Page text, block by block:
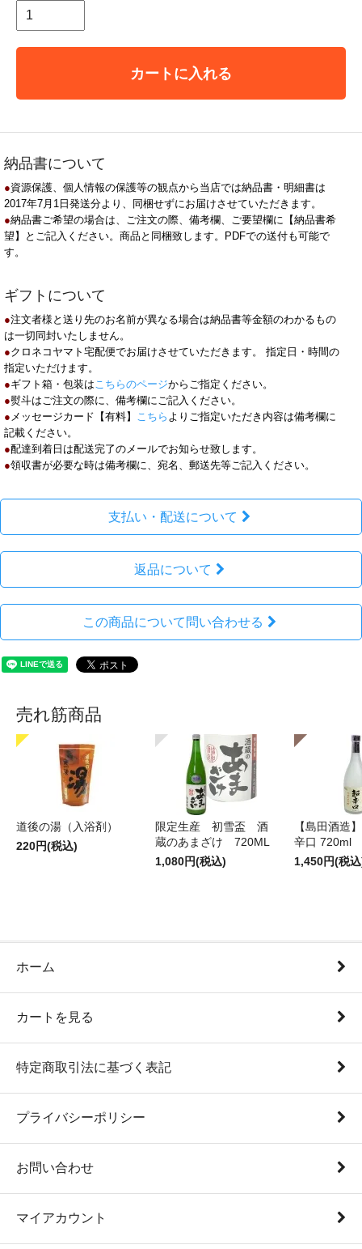
カートに入れる
納品書について
●資源保護、個人情報の保護等の観点から当店では納品書・明細書は
2017年7月1日発送分より、同梱せずにお届けさせていただきます。
●納品書ご希望の場合は、ご注文の際、備考欄、ご要望欄に【納品書希
望】とご記入ください。商品と同梱致します。PDFでの送付も可能で
す。
ギフトについて
●注文者様と送り先のお名前が異なる場合は納品書等金額のわかるもの
は一切同封いたしません。
●クロネコヤマト宅配便でお届けさせていただきます。 指定日・時間の
指定いただけます。
●ギフト箱・包装は こちらのページからご指定ください。
●熨斗はご注文の際に、備考欄にご記入ください。
● メッセージカード【有料】 こちら よりご指定いただき内容は備考欄に
記載ください。
●配達到着日は配送完了のメールでお知らせ致します。
●領収書が必要な時は備考欄に、宛名、郵送先等ご記入ください。
支払い・配送について
返品について
この商品について問い合わせる
売れ筋商品
道後の湯（入浴剤）
220円(税込)
限定生産 初雪盃 酒
蔵のあまざけ 720ML
1,080円(税込)
【島田酒造
辛口 720ml
1,450円(税
ホーム
カートを見る
特定商取引法に基づく表記
プライバシーポリシー
お問い合わせ
マイアカウント